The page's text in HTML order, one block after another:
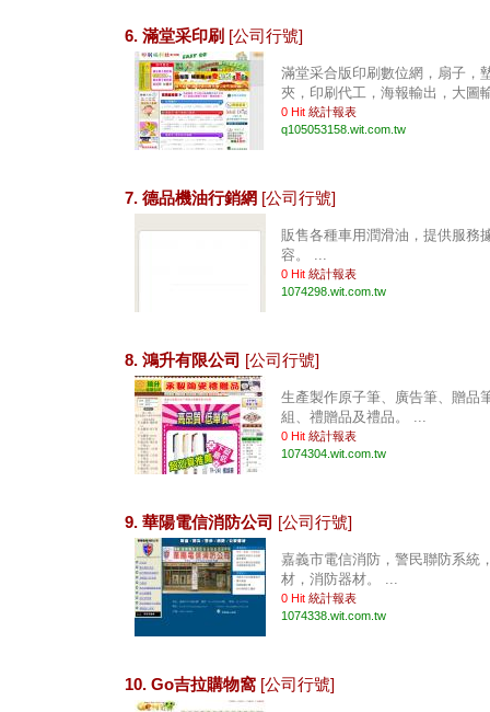
6. 滿堂采印刷 [公司行號]
滿堂采合版印刷數位網，扇子，
夾，印刷代工，海報輸出，大圖
0 Hit 統計報表
q105053158.wit.com.tw
7. 德品機油行銷網 [公司行號]
販售各種車用潤滑油，提供服務
容。 ...
0 Hit 統計報表
1074298.wit.com.tw
8. 鴻升有限公司 [公司行號]
生產製作原子筆、廣告筆、贈品
組、禮贈品及禮品。 ...
0 Hit 統計報表
1074304.wit.com.tw
9. 華陽電信消防公司 [公司行號]
嘉義市電信消防，警民聯防系統
材，消防器材。 ...
0 Hit 統計報表
1074338.wit.com.tw
10. Go吉拉購物窩 [公司行號]